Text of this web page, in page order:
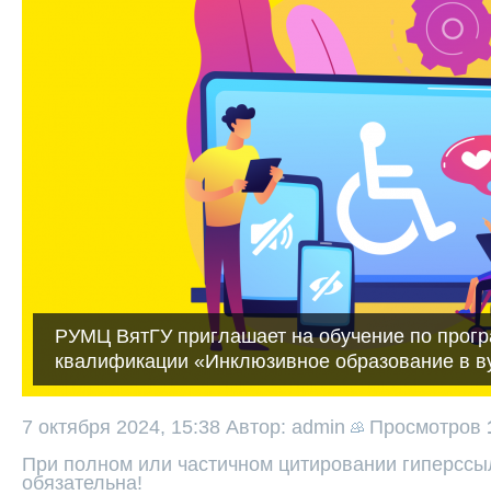
РУМЦ ВятГУ приглашает на обучение по
квалификации «Инклюзивное образование в
7 октября 2024, 15:38 Автор: admin Просмотров
При полном или частичном цитировании
обязательна!